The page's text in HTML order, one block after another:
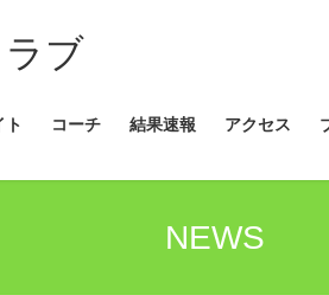
ブ
ト コーチ 結果速報 アクセス
NEWS